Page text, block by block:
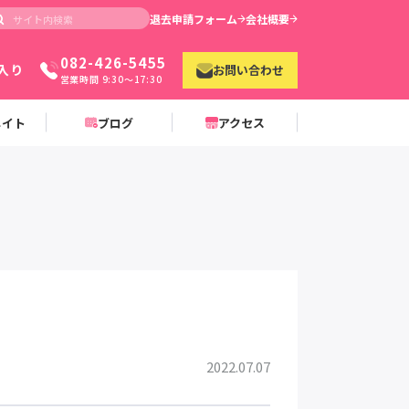
退去申請フォーム 会社概要
り 082-426-5455
営業時間 9:30〜17:30
お問い合わせ
ト ブログ アクセス
2022.07.07